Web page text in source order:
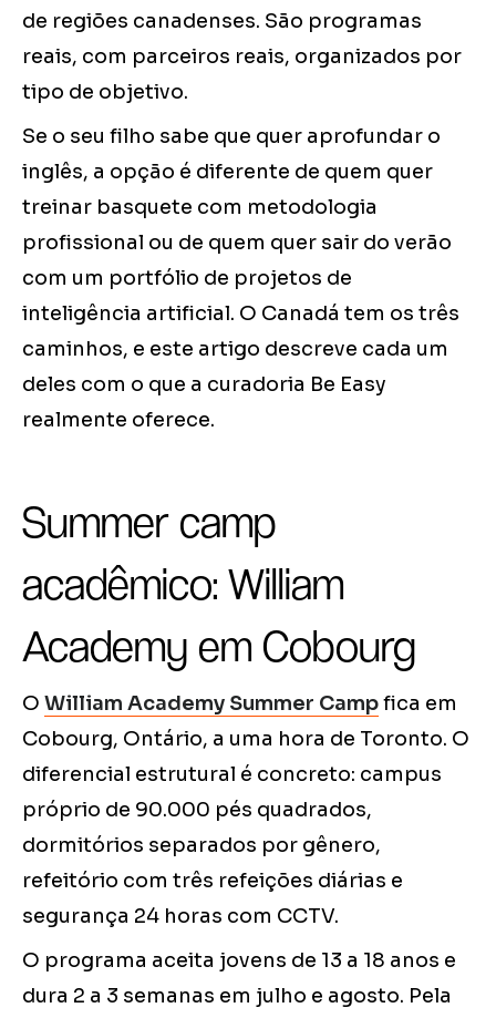
de regiões canadenses. São programas
reais, com parceiros reais, organizados por
tipo de objetivo.
Se o seu filho sabe que quer aprofundar o
inglês, a opção é diferente de quem quer
treinar basquete com metodologia
profissional ou de quem quer sair do verão
com um portfólio de projetos de
inteligência artificial. O Canadá tem os três
caminhos, e este artigo descreve cada um
deles com o que a curadoria Be Easy
realmente oferece.
Summer camp
acadêmico: William
Academy em Cobourg
O William Academy Summer Campfica em
Cobourg, Ontário, a uma hora de Toronto. O
diferencial estrutural é concreto: campus
próprio de 90.000 pés quadrados,
dormitórios separados por gênero,
refeitório com três refeições diárias e
segurança 24 horas com CCTV.
O programa aceita jovens de 13 a 18 anos e
dura 2 a 3 semanas em julho e agosto. Pela